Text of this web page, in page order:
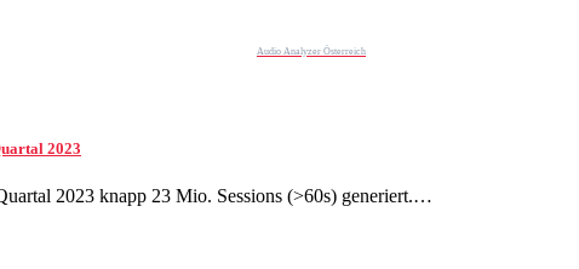
Audio Analyzer Österreich
2023
2023 knapp 23 Mio. Sessions (>60s) generiert.…